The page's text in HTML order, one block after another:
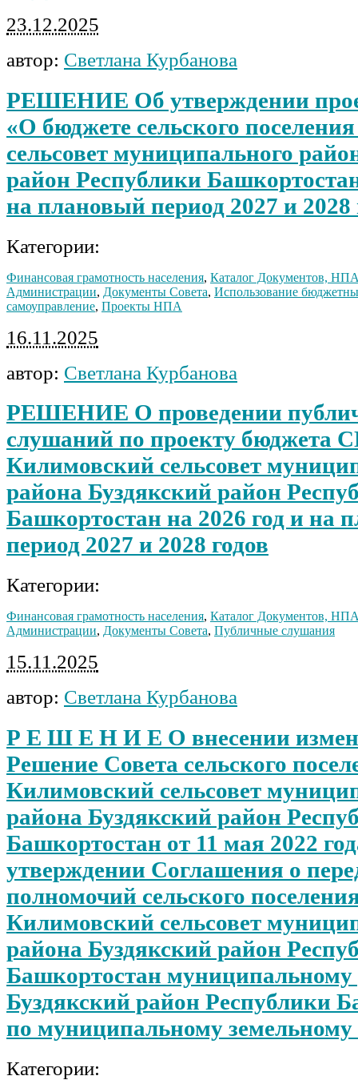
23.12.2025
автор: Светлана Курбанова
РЕШЕНИЕ Об утверждении
«О бюджете сельского
сельсовет муниципального
район Республики
на плановый период 2027 и 2028
Категории:
Финансовая грамотность населения, Каталог Документов,
Администрации, Документы Совета, Использование
самоуправление, Проекты НПА
16.11.2025
автор: Светлана Курбанова
РЕШЕНИЕ О проведении
слушаний по проекту бюджета
Килимовский сельсовет
района Буздякский район
Башкортостан на 2026 год и на
период 2027 и 2028 годов
Категории:
Финансовая грамотность населения, Каталог Документов,
Администрации, Документы Совета, Публичные слушания
15.11.2025
автор: Светлана Курбанова
Р Е Ш Е Н И Е О внесении
Решение Совета сельского
Килимовский сельсовет
района Буздякский район
Башкортостан от 11 мая 2022
утверждении Соглашения о
полномочий сельского
Килимовский сельсовет
района Буздякский район
Башкортостан муниципальному
Буздякский район Республики
по муниципальному
Категории: